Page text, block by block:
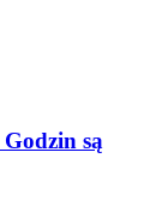
są